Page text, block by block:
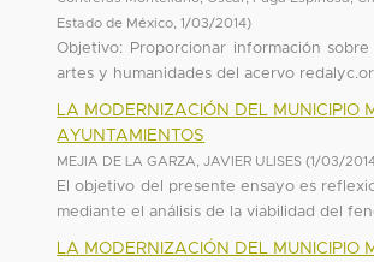
Estado de México ,1/03/2014)
Objetivo: Proporcionar información
artes y humanidades del acervo
LA MODERNIZACIÓN DEL
AYUNTAMIENTOS
MEJIA DE LA GARZA, JAVIER ULISES (1/03/
El objetivo del presente ensayo es
mediante el análisis de la viabilidad del
LA MODERNIZACIÓN DEL